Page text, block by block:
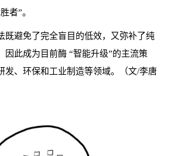
者”。
既避免了完全盲目的低效，又弥补了纯
因此成为目前酶 “智能升级”的主流策
发、环保和工业制造等领域。（文/李唐